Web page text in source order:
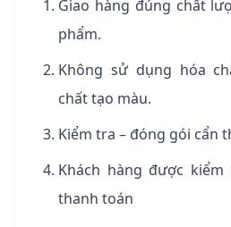
Giao hàng đúng chất
phẩm.
Không sử dụng hóa
chất tạo màu.
Kiểm tra – đóng gói cẩn
Khách hàng được
thanh toán